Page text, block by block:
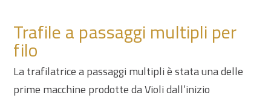
Trafile a passaggi multipli per
filo
La trafilatrice a passaggi multipli è stata una delle
prime macchine prodotte da Violi dall’inizio